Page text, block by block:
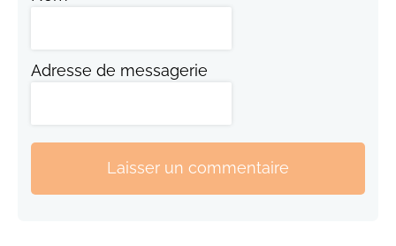
Adresse de messagerie
Laisser un commentaire